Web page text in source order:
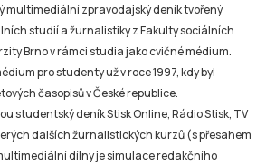
multimediální zpravodajský deník tvořený
studií a žurnalistiky z Fakulty sociálních
Brno v rámci studia jako cvičné médium.
pro studenty už v roce 1997, kdy byl
časopisů v České republice.
studentský deník Stisk Online, Rádio Stisk, TV
dalších žurnalistických kurzů (s přesahem
dílny je simulace redakčního